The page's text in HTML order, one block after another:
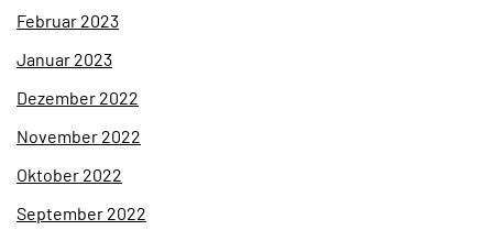
Februar 2023
Januar 2023
Dezember 2022
November 2022
Oktober 2022
September 2022